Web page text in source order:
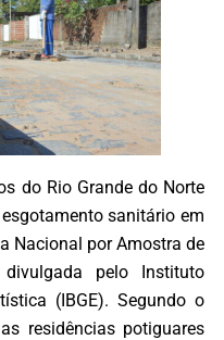
do Rio Grande do Norte
sanitário em
Nacional por Amostra de
divulgada pelo Instituto
(IBGE). Segundo o
residências potiguares